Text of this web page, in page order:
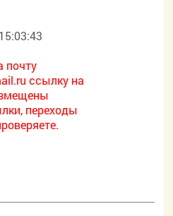
почту
ссылку на
переходы